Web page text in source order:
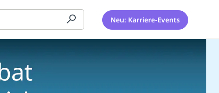
Neu: Karriere-Events